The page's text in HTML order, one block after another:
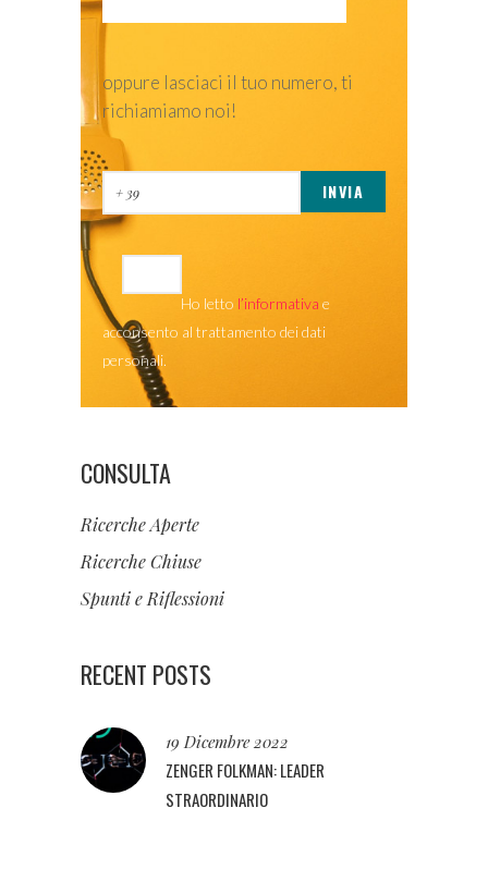
oppure lasciaci il tuo numero, ti
richiamiamo noi!
Ho letto l’informativa e
acconsento al trattamento dei dati
personali.
CONSULTA
Ricerche Aperte
Ricerche Chiuse
Spunti e Riflessioni
RECENT POSTS
19 Dicembre 2022
ZENGER FOLKMAN: LEADER
STRAORDINARIO